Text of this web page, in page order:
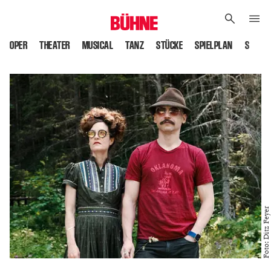
OPER THEATER MUSICAL TANZ STÜCKE SPIELPLAN
Foto: Ditz Feyer